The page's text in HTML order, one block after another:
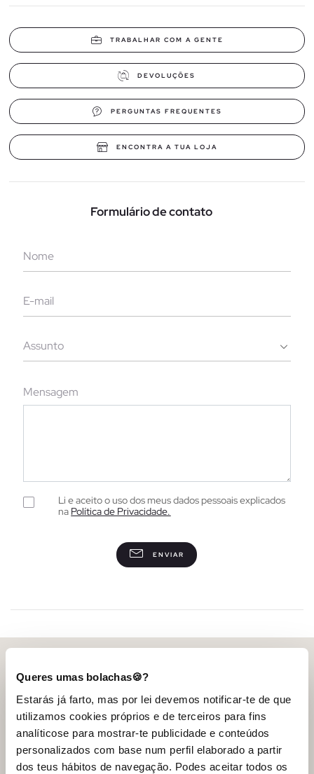
Queres umas bolachas🍪?
Estarás já farto, mas por lei devemos notificar-te de que
utilizamos cookies próprios e de terceiros para fins
analíticose para mostrar-te publicidade e conteúdos
personalizados com base num perfil elaborado a partir
dos teus hábitos de navegação. Podes aceitar todos os
TRABALHAR COM A GENTE
DEVOLUÇÕES
PERGUNTAS FREQUENTES
ENCONTRA A TUA LOJA
Formulário de contato
Mensagem
Li e aceito o uso dos meus dados pessoais explicados
na Política de Privacidade.
ENVIAR
Contato e Ajuda
Ajuda
INSIDE World